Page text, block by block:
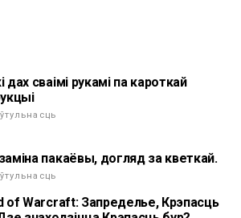
дах сваімі рукамі па кароткай
пакаёвы, догляд за кветкай.
of Warcraft: Запределье, Крэпасць